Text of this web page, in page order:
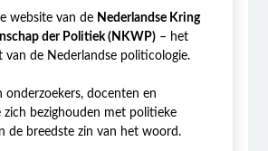
website van de Nederlandse Kring
der Politiek (NKWP)– het
van de Nederlandse politicologie.
onderzoekers, docenten en
zich bezighouden met politieke
de breedste zin van het woord.